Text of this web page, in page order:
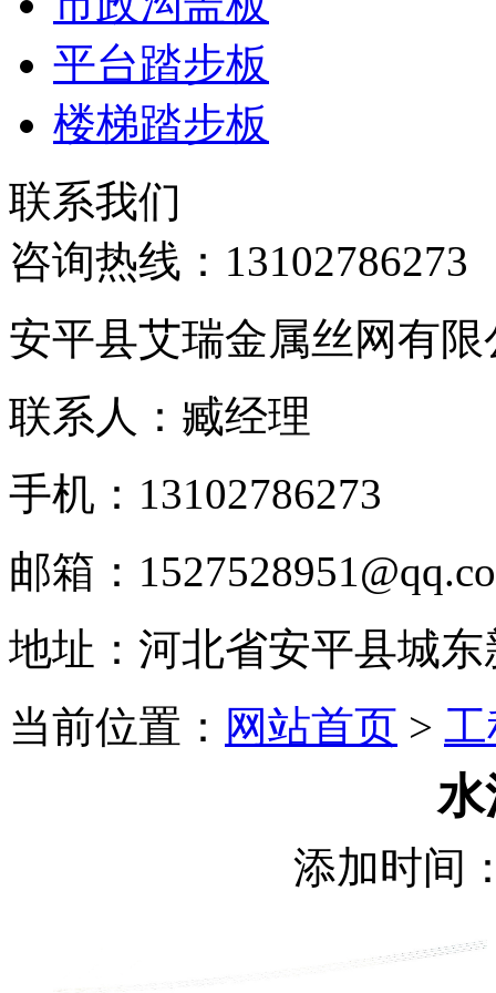
平台踏步板
楼梯踏步板
联系我们
咨询热线： 13102786273
安平县艾瑞金属丝网有限
联系人：臧经理
手机：13102786273
邮箱：
地址：河北省安平县城
当前位置： 网站首页 >
水
添加时间